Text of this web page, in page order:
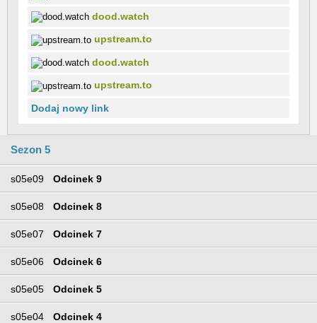
dood.watch
upstream.to
dood.watch
upstream.to
Dodaj nowy link
Sezon 5
s05e09 Odcinek 9
s05e08 Odcinek 8
s05e07 Odcinek 7
s05e06 Odcinek 6
s05e05 Odcinek 5
s05e04 Odcinek 4